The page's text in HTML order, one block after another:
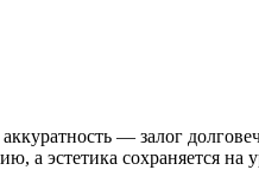
— залог
а эстетика сохраняется на